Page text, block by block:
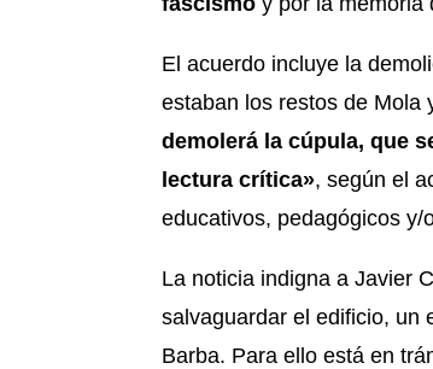
El acuerdo incluye la
estaban los restos de Mola
demolerá la cúpula, que
lectura crítica», según el
educativos, pedagógicos
La noticia indigna a Javier
salvaguardar el edificio, un
Barba. Para ello está en